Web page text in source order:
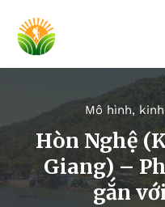
Mô hình,
Hòn Nghệ
Giang) –
gắn